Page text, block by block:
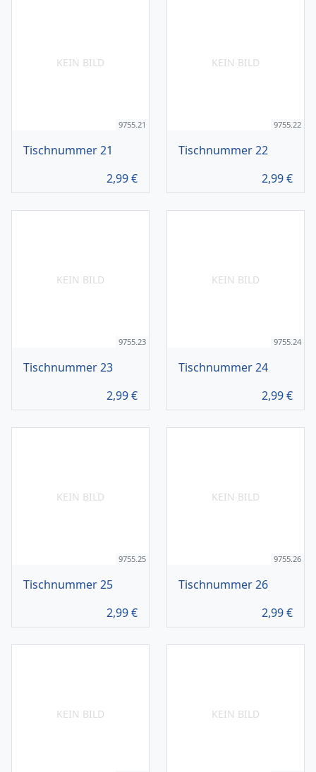
KEIN BILD
9755.21
Tischnummer 21
2,99€
KEIN BILD
9755.22
Tischnummer 22
2,99€
KEIN BILD
9755.23
Tischnummer 23
2,99€
KEIN BILD
9755.24
Tischnummer 24
2,99€
KEIN BILD
9755.25
Tischnummer 25
2,99€
KEIN BILD
9755.26
Tischnummer 26
2,99€
KEIN BILD KEIN BILD